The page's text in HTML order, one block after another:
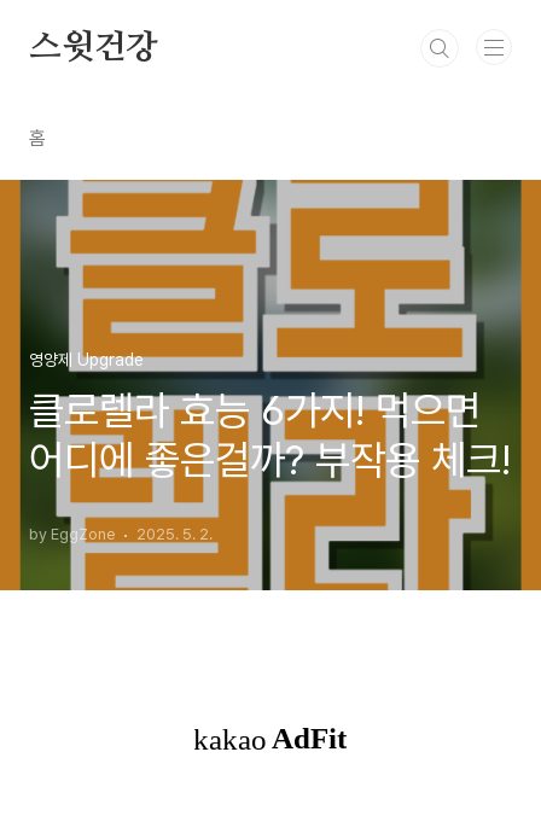
스윗건강
홈
영양제 Upgrade
클로렐라 효능 6가지! 먹으면
어디에 좋은걸까? 부작용 체크!
by EggZone 2025. 5. 2.